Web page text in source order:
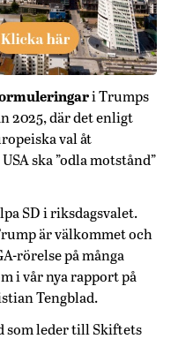
i Trumps
2025, där det enligt
val åt
ska ”odla motstånd”
SD i riksdagsvalet.
är välkommet och
rörelse på många
i vår nya rapport på
Tengblad.
som leder till Skiftets